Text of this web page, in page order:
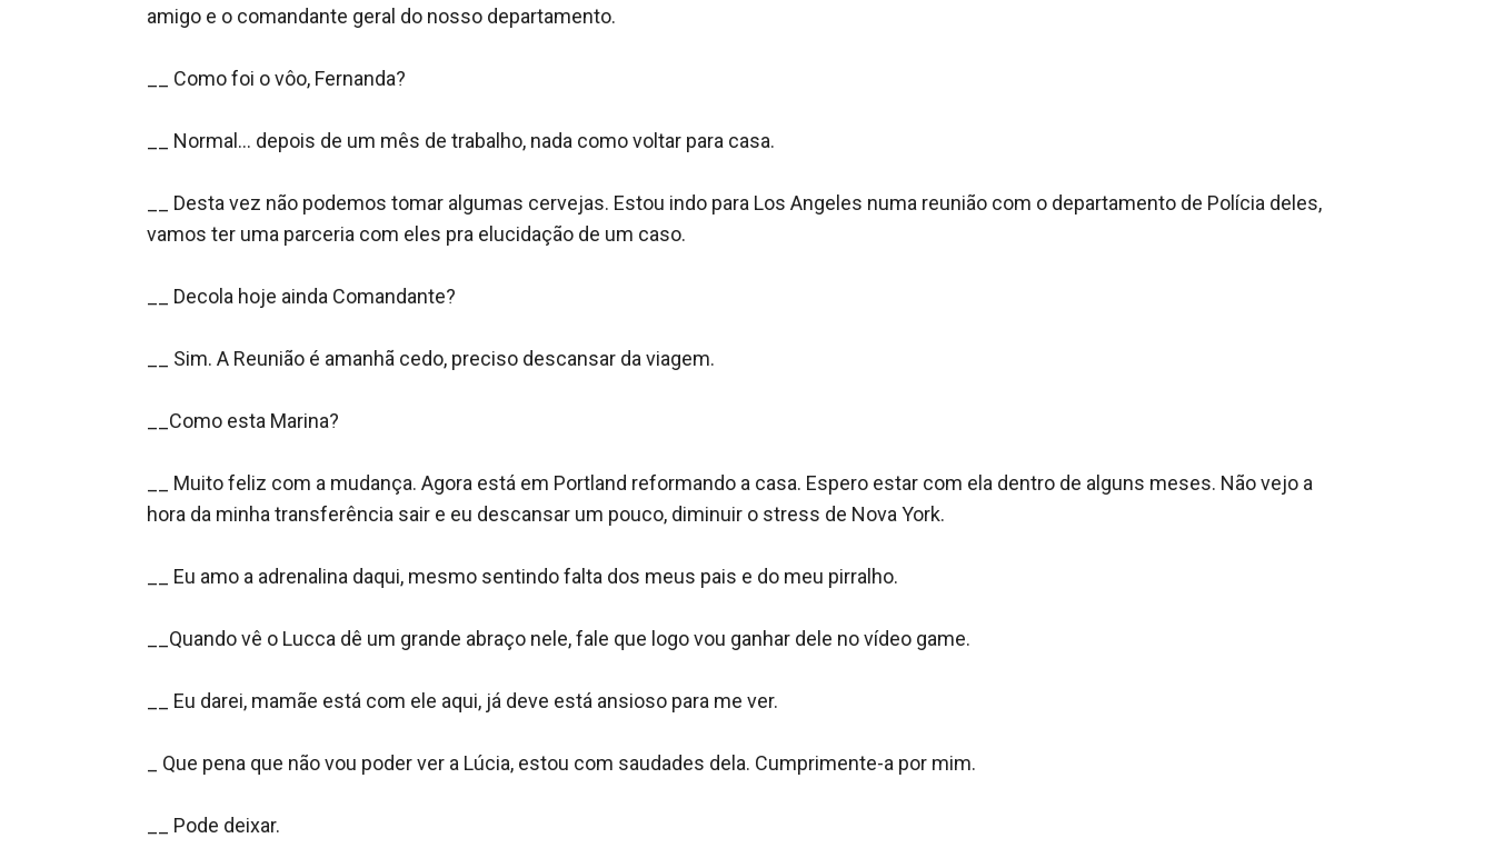
amigo e o comandante geral do nosso departamento.
__ Como foi o vôo, Fernanda?
__ Normal... depois de um mês de trabalho, nada como voltar para casa.
__ Desta vez não podemos tomar algumas cervejas. Estou indo para Los Angeles numa reunião com o departamento de Polícia deles,
vamos ter uma parceria com eles pra elucidação de um caso.
__ Decola hoje ainda Comandante?
__ Sim. A Reunião é amanhã cedo, preciso descansar da viagem.
__Como esta Marina?
__ Muito feliz com a mudança. Agora está em Portland reformando a casa. Espero estar com ela dentro de alguns meses. Não vejo a
hora da minha transferência sair e eu descansar um pouco, diminuir o stress de Nova York.
__ Eu amo a adrenalina daqui, mesmo sentindo falta dos meus pais e do meu pirralho.
__Quando vê o Lucca dê um grande abraço nele, fale que logo vou ganhar dele no vídeo game.
__ Eu darei, mamãe está com ele aqui, já deve está ansioso para me ver.
_ Que pena que não vou poder ver a Lúcia, estou com saudades dela. Cumprimente-a por mim.
__ Pode deixar.